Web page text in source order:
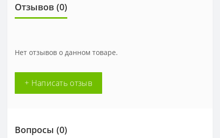
Отзывов (0)
Нет отзывов о данном товаре.
+ Написать отзыв
Вопросы (0)